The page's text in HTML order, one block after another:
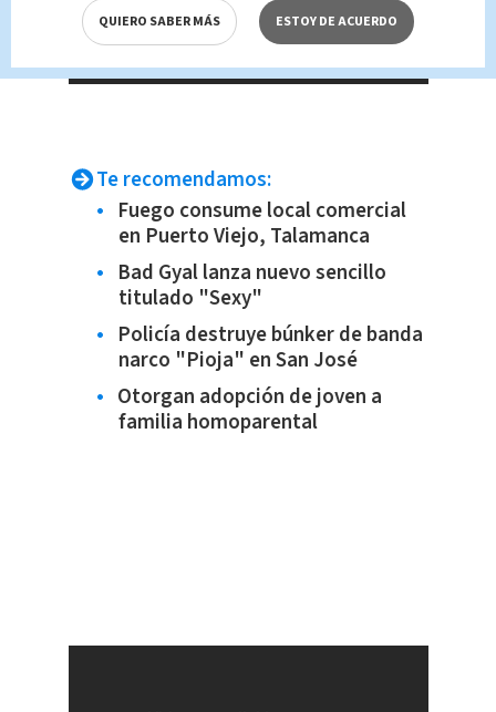
Te recomendamos:
Fuego consume local comercial
en Puerto Viejo, Talamanca
Bad Gyal lanza nuevo sencillo
titulado "Sexy"
Policía destruye búnker de banda
narco "Pioja" en San José
Otorgan adopción de joven a
familia homoparental
QUIERO SABER MÁS ESTOY DE ACUERDO